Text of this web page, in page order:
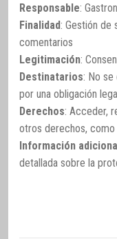
Responsable:
Finalidad: Gestión de
comentarios
Legitimación:
Destinatarios: No se
por una obligación
Derechos: Acceder,
otros derechos, como
Información
detallada sobre la